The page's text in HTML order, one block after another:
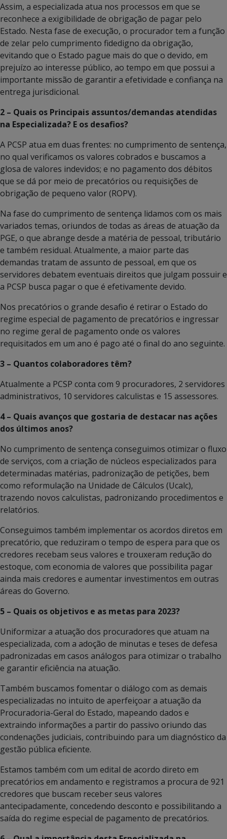
Assim, a especializada atua nos processos em que se
reconhece a exigibilidade de obrigação de pagar pelo
Estado. Nesta fase de execução, o procurador tem a função
de zelar pelo cumprimento fidedigno da obrigação,
evitando que o Estado pague mais do que o devido, em
prejuízo ao interesse público, ao tempo em que possui a
importante missão de garantir a efetividade e confiança na
entrega jurisdicional.
2 – Quais os Principais assuntos/demandas atendidas
na Especializada? E os desafios?
A PCSP atua em duas frentes: no cumprimento de sentença,
no qual verificamos os valores cobrados e buscamos a
glosa de valores indevidos; e no pagamento dos débitos
que se dá por meio de precatórios ou requisições de
obrigação de pequeno valor (ROPV).
Na fase do cumprimento de sentença lidamos com os mais
variados temas, oriundos de todas as áreas de atuação da
PGE, o que abrange desde a matéria de pessoal, tributário
e também residual. Atualmente, a maior parte das
demandas tratam de assunto de pessoal, em que os
servidores debatem eventuais direitos que julgam possuir e
a PCSP busca pagar o que é efetivamente devido.
Nos precatórios o grande desafio é retirar o Estado do
regime especial de pagamento de precatórios e ingressar
no regime geral de pagamento onde os valores
requisitados em um ano é pago até o final do ano seguinte.
3 – Quantos colaboradores têm?
Atualmente a PCSP conta com 9 procuradores, 2 servidores
administrativos, 10 servidores calculistas e 15 assessores.
4 – Quais avanços que gostaria de destacar nas ações
dos últimos anos?
No cumprimento de sentença conseguimos otimizar o fluxo
de serviços, com a criação de núcleos especializados para
determinadas matérias, padronização de petições, bem
como reformulação na Unidade de Cálculos (Ucalc),
trazendo novos calculistas, padronizando procedimentos e
relatórios.
Conseguimos também implementar os acordos diretos em
precatório, que reduziram o tempo de espera para que os
credores recebam seus valores e trouxeram redução do
estoque, com economia de valores que possibilita pagar
ainda mais credores e aumentar investimentos em outras
áreas do Governo.
5 – Quais os objetivos e as metas para 2023?
Uniformizar a atuação dos procuradores que atuam na
especializada, com a adoção de minutas e teses de defesa
padronizadas em casos análogos para otimizar o trabalho
e garantir eficiência na atuação.
Também buscamos fomentar o diálogo com as demais
especializadas no intuito de aperfeiçoar a atuação da
Procuradoria-Geral do Estado, mapeando dados e
extraindo informações a partir do passivo oriundo das
condenações judiciais, contribuindo para um diagnóstico da
gestão pública eficiente.
Estamos também com um edital de acordo direto em
precatórios em andamento e registramos a procura de 921
credores que buscam receber seus valores
antecipadamente, concedendo desconto e possibilitando a
saída do regime especial de pagamento de precatórios.